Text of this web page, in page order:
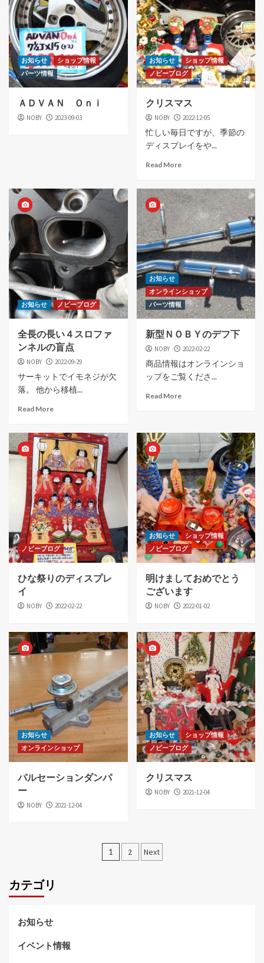
お知らせ
ショップ情報
パーツ情報
ＡＤＶＡＮ Ｏｎｉ
NOBY 2023-09-03
お知らせ
ショップ情報
ノビーブログ
クリスマス
NOBY 2022-12-05
忙しい毎日ですが、季節の
ディスプレイをや...
Read More
お知らせ ノビーブログ
全長の長い４スロファ
ンネルの盲点
NOBY 2022-09-29
サーキットでイモネジが欠
落。 他から移植...
Read More
お知らせ
オンラインショップ
パーツ情報
新型ＮＯＢＹのデフ下
NOBY 2022-02-22
商品情報はオンラインショ
ップをご覧くださ...
Read More
ノビーブログ
ひな祭りのディスプレ
イ
NOBY 2022-02-22
お知らせ
ショップ情報
ノビーブログ
明けましておめでとう
ございます
NOBY 2022-01-02
お知らせ
オンラインショップ
パルセーションダンパ
ー
NOBY 2021-12-04
お知らせ
ショップ情報
ノビーブログ
クリスマス
NOBY 2021-12-04
投
1 2 Next
カテゴリ
お知らせ
イベント情報